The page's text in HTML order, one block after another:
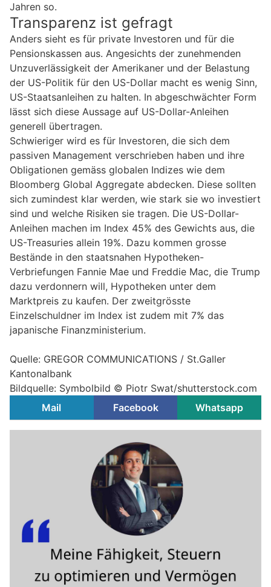
Jahren so.
Transparenz ist gefragt
Anders sieht es für private Investoren und für die
Pensionskassen aus. Angesichts der zunehmenden
Unzuverlässigkeit der Amerikaner und der Belastung
der US-Politik für den US-Dollar macht es wenig Sinn,
US-Staatsanleihen zu halten. In abgeschwächter Form
lässt sich diese Aussage auf US-Dollar-Anleihen
generell übertragen.
Schwieriger wird es für Investoren, die sich dem
passiven Management verschrieben haben und ihre
Obligationen gemäss globalen Indizes wie dem
Bloomberg Global Aggregate abdecken. Diese sollten
sich zumindest klar werden, wie stark sie wo investiert
sind und welche Risiken sie tragen. Die US-Dollar-
Anleihen machen im Index 45% des Gewichts aus, die
US-Treasuries allein 19%. Dazu kommen grosse
Bestände in den staatsnahen Hypotheken-
Verbriefungen Fannie Mae und Freddie Mac, die Trump
dazu verdonnern will, Hypotheken unter dem
Marktpreis zu kaufen. Der zweitgrösste
Einzelschuldner im Index ist zudem mit 7% das
japanische Finanzministerium.
Quelle: GREGOR COMMUNICATIONS / St.Galler
Kantonalbank
Bildquelle: Symbolbild © Piotr Swat/shutterstock.com
Mail
Facebook Whatsapp